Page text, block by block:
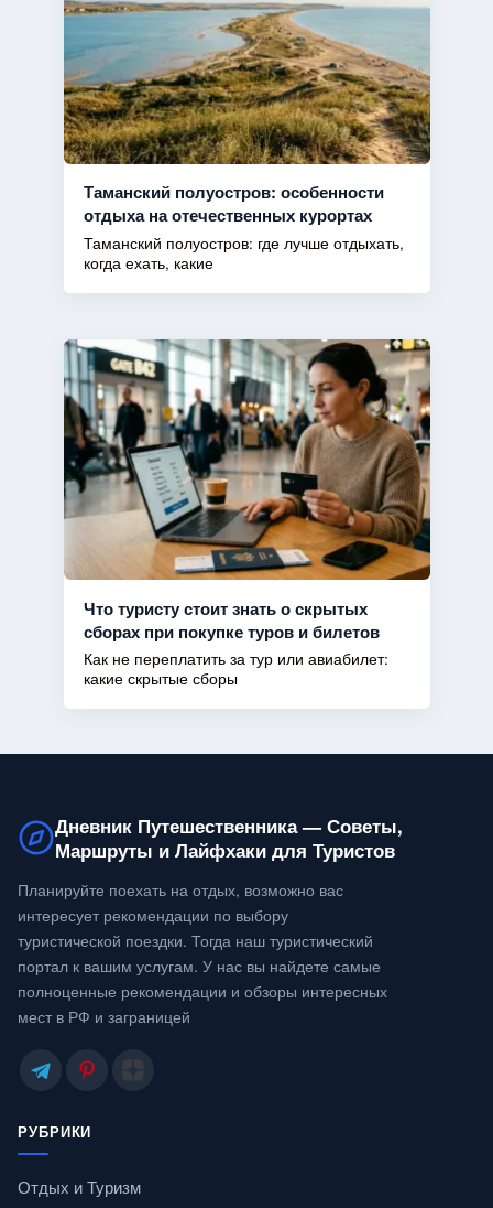
Таманский полуостров: особенности
отдыха на отечественных курортах
Таманский полуостров: где лучше отдыхать,
когда ехать, какие
Что туристу стоит знать о скрытых
сборах при покупке туров и билетов
Как не переплатить за тур или авиабилет:
какие скрытые сборы
Дневник Путешественника — Советы,
Маршруты и Лайфхаки для Туристов
Планируйте поехать на отдых, возможно вас
интересует рекомендации по выбору
туристической поездки. Тогда наш туристический
портал к вашим услугам. У нас вы найдете самые
полноценные рекомендации и обзоры интересных
мест в РФ и заграницей
РУБРИКИ
Отдых и Туризм